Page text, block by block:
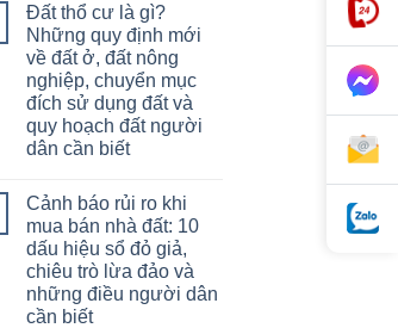
Đất thổ cư là gì?
Những quy định mới
về đất ở, đất nông
nghiệp, chuyển mục
đích sử dụng đất và
quy hoạch đất người
dân cần biết
Cảnh báo rủi ro khi
mua bán nhà đất: 10
dấu hiệu sổ đỏ giả,
chiêu trò lừa đảo và
những điều người dân
cần biết